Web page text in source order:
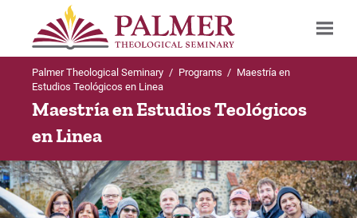
Search
Palmer Theological Seminary / Programs / Maestría en
Estudios Teológicos en Linea
Maestría en Estudios Teológicos
en Linea